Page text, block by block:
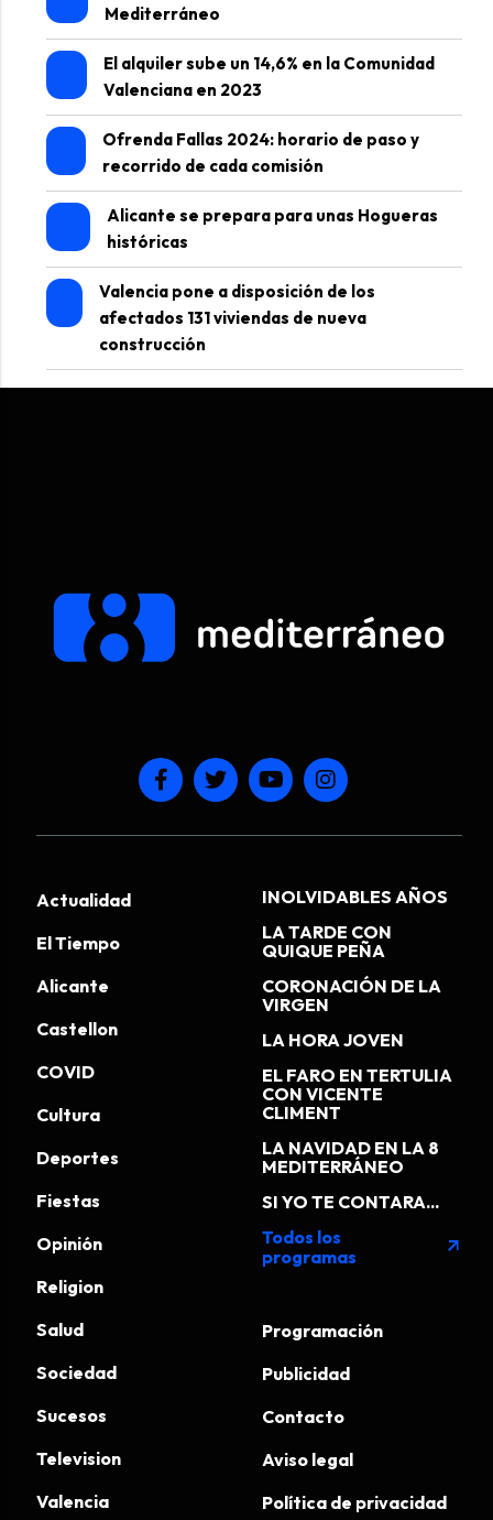
Mediterráneo
El alquiler sube un 14,6% en la Comunidad
Valenciana en 2023
Ofrenda Fallas 2024: horario de paso y
recorrido de cada comisión
Alicante se prepara para unas Hogueras
históricas
Valencia pone a disposición de los
afectados 131 viviendas de nueva
construcción
Actualidad
El Tiempo
Alicante
Castellon
COVID
Cultura
Deportes
Fiestas
Opinión
Religion
Salud
Sociedad
Sucesos
Television
Valencia
INOLVIDABLES AÑOS
LA TARDE CON
QUIQUE PEÑA
CORONACIÓN DE LA
VIRGEN
LA HORA JOVEN
EL FARO EN TERTULIA
CON VICENTE
CLIMENT
LA NAVIDAD EN LA 8
MEDITERRÁNEO
SI YO TE CONTARA...
Todos los
programas
arrow_outward
Programación
Publicidad
Contacto
Aviso legal
Política de privacidad